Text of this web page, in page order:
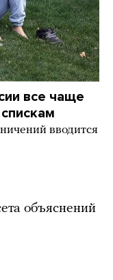
все чаще
вводится
объяснений